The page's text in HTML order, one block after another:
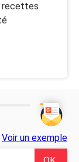
recettes
Voir un exemple